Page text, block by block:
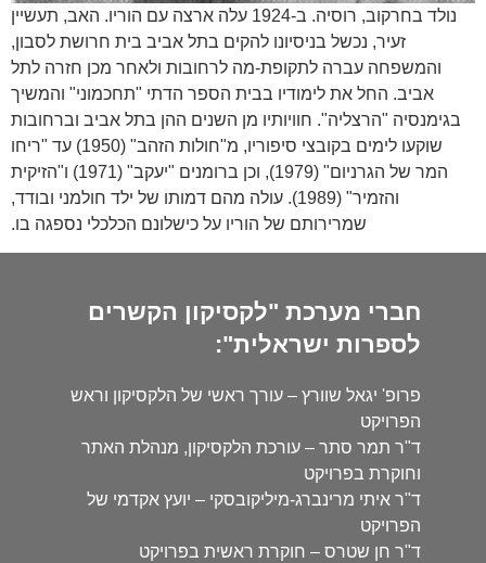
נולד בחרקוב, רוסיה. ב-1924 עלה ארצה עם הוריו. האב, תעשיין
זעיר, נכשל בניסיונו להקים בתל אביב בית חרושת לסבון,
והמשפחה עברה לתקופת-מה לרחובות ולאחר מכן חזרה לתל
אביב. החל את לימודיו בבית הספר הדתי "תחכמוני" והמשיך
בגימנסיה "הרצליה". חוויותיו מן השנים ההן בתל אביב וברחובות
שוקעו לימים בקובצי סיפוריו, מ"חולות הזהב" (1950) עד "ריחו
המר של הגרניום" (1979), וכן ברומנים "יעקב" (1971) ו"הזיקית
והזמיר" (1989). עולה מהם דמותו של ילד חולמני ובודד,
שמרירותם של הוריו על כישלונם הכלכלי נספגה בו.
חברי מערכת "לקסיקון הקשרים
לספרות ישראלית":
פרופ' יגאל שוורץ – עורך ראשי של הלקסיקון וראש
הפרויקט
ד"ר תמר סתר – עורכת הלקסיקון, מנהלת האתר
וחוקרת בפרויקט
ד"ר איתי מרינברג-מיליקובסקי – יועץ אקדמי של
הפרויקט
ד"ר חן שטרס – חוקרת ראשית בפרויקט